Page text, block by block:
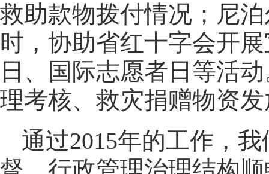
救助款物拨付情况；尼
时，协助省红十字会开
日、国际志愿者日等活
理考核、救灾捐赠物资
通过2015年的工作，